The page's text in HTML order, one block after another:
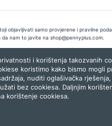
objavljivati samo provjerene i pravilne
da nam to javite na shop@pennyplus.com.
Sarajevo.Dizajn i programiranje:Lampa.ba
i korištenja takozvanih
koristimo kako bismo mogli
nuditi oglašivačka
bez cookiesa. Daljnjim
korištenje cookiesa.